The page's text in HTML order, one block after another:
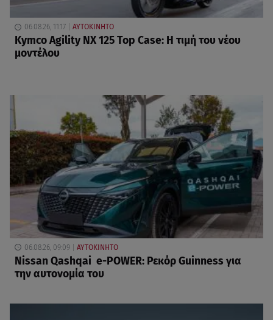
06.08.26, 11:17 ΑΥΤΟΚΙΝΗΤΟ
Kymco Agility NX 125 Τοp Case: Η τιμή του νέου
μοντέλου
06.08.26, 09:09 ΑΥΤΟΚΙΝΗΤΟ
Nissan Qashqai e-POWER: Ρεκόρ Guinness για
την αυτονομία του